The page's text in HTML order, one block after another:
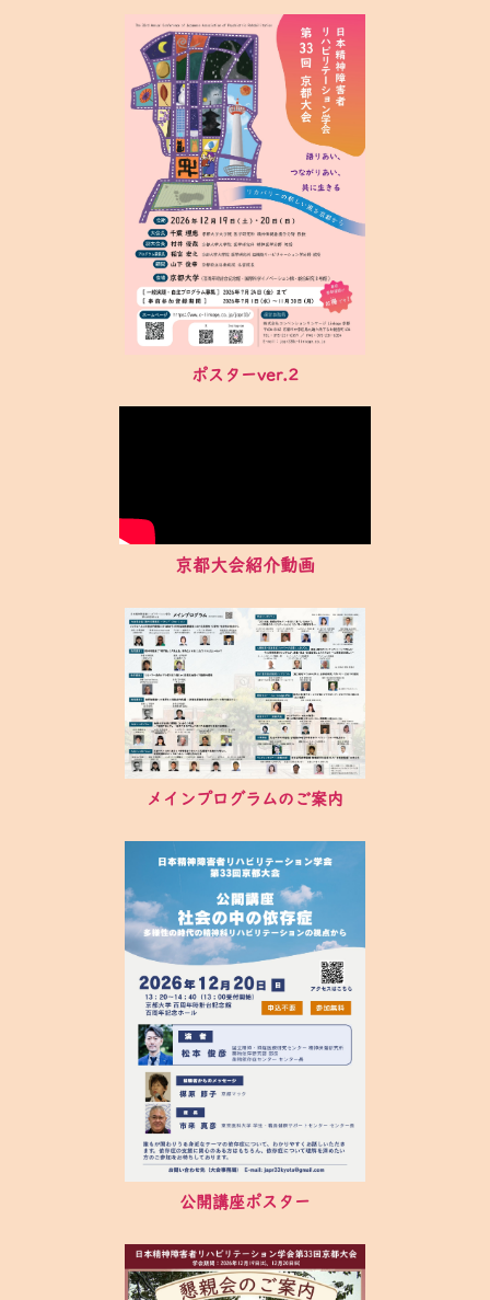
ポスターver.2
京都大会紹介動画
メインプログラムのご案内
公開講座ポスター